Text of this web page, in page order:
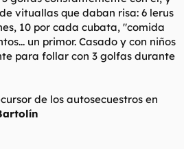
vituallas que daban risa: 6 lerus
10 por cada cubata, "comida
un primor. Casado y con niños
para follar con 3 golfas durante
de los autosecuestros en